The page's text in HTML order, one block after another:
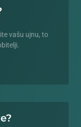
vašu ujnu, to